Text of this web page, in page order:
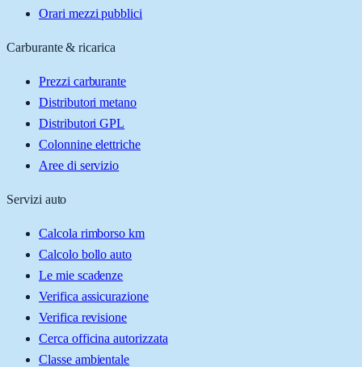
Orari mezzi pubblici
Carburante & ricarica
Prezzi carburante
Distributori metano
Distributori GPL
Colonnine elettriche
Aree di servizio
Servizi auto
Calcola rimborso km
Calcolo bollo auto
Le mie scadenze
Verifica assicurazione
Verifica revisione
Cerca officina autorizzata
Classe ambientale